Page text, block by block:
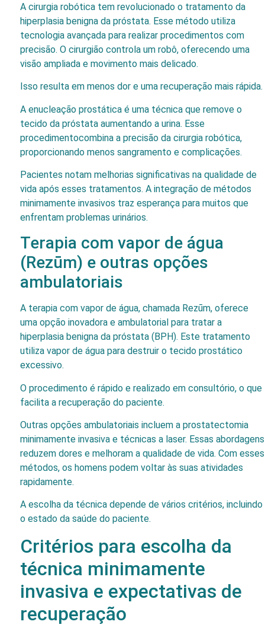
A cirurgia robótica tem revolucionado o tratamento da
hiperplasia benigna da próstata. Esse método utiliza
tecnologia avançada para realizar procedimentos com
precisão. O cirurgião controla um robô, oferecendo uma
visão ampliada e movimento mais delicado.
Isso resulta em menos dor e uma recuperação mais rápida.
A enucleação prostática é uma técnica que remove o
tecido da próstata aumentando a urina. Esse
procedimentocombina a precisão da cirurgia robótica,
proporcionando menos sangramento e complicações.
Pacientes notam melhorias significativas na qualidade de
vida após esses tratamentos. A integração de métodos
minimamente invasivos traz esperança para muitos que
enfrentam problemas urinários.
Terapia com vapor de água
(Rezūm) e outras opções
ambulatoriais
A terapia com vapor de água, chamada Rezūm, oferece
uma opção inovadora e ambulatorial para tratar a
hiperplasia benigna da próstata (BPH). Este tratamento
utiliza vapor de água para destruir o tecido prostático
excessivo.
O procedimento é rápido e realizado em consultório, o que
facilita a recuperação do paciente.
Outras opções ambulatoriais incluem a prostatectomia
minimamente invasiva e técnicas a laser. Essas abordagens
reduzem dores e melhoram a qualidade de vida. Com esses
métodos, os homens podem voltar às suas atividades
rapidamente.
A escolha da técnica depende de vários critérios, incluindo
o estado da saúde do paciente.
Critérios para escolha da
técnica minimamente
invasiva e expectativas de
recuperação